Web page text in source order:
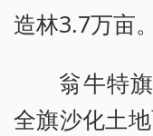
造林3.7万亩。
翁牛特
全旗沙化土